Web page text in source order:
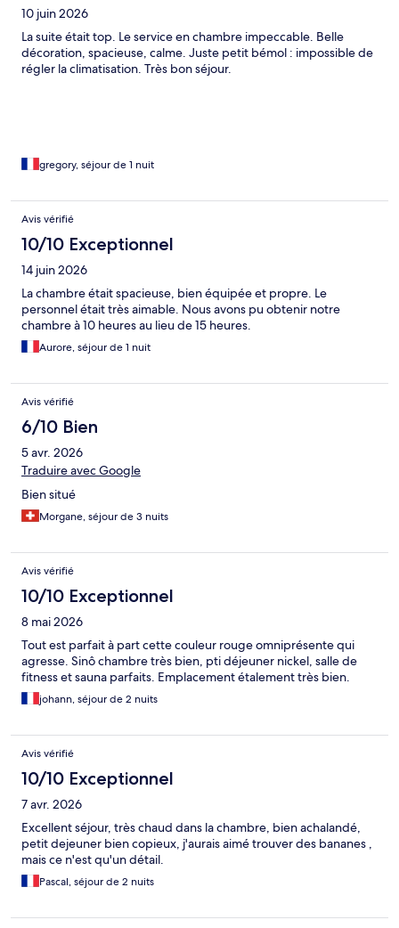
10 juin 2026
La suite était top. Le service en chambre impeccable. Belle
décoration, spacieuse, calme. Juste petit bémol : impossible de
régler la climatisation. Très bon séjour.
gregory, séjour de 1 nuit
Avis vérifié
10/10 Exceptionnel
14 juin 2026
La chambre était spacieuse, bien équipée et propre. Le
personnel était très aimable. Nous avons pu obtenir notre
chambre à 10 heures au lieu de 15 heures.
Aurore, séjour de 1 nuit
Avis vérifié
6/10 Bien
5 avr. 2026
Traduire avec Google
Bien situé
Morgane, séjour de 3 nuits
Avis vérifié
10/10 Exceptionnel
8 mai 2026
Tout est parfait à part cette couleur rouge omniprésente qui
agresse. Sinô chambre très bien, pti déjeuner nickel, salle de
fitness et sauna parfaits. Emplacement étalement très bien.
johann, séjour de 2 nuits
Avis vérifié
10/10 Exceptionnel
7 avr. 2026
Excellent séjour, très chaud dans la chambre, bien achalandé,
petit dejeuner bien copieux, j'aurais aimé trouver des bananes ,
mais ce n'est qu'un détail.
Pascal, séjour de 2 nuits